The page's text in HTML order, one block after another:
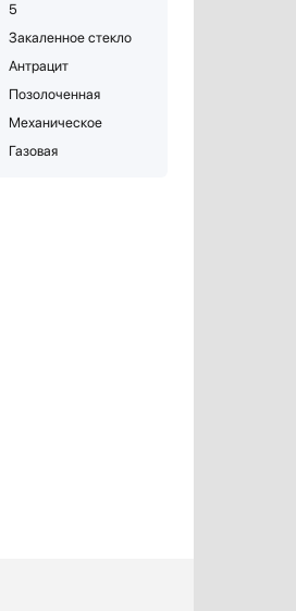
5
Закаленное стекло
Антрацит
Позолоченная
Механическое
Газовая